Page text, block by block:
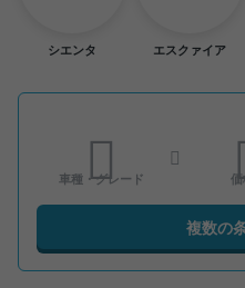
シエンタ エスクァイア
車種・グレード
複数の